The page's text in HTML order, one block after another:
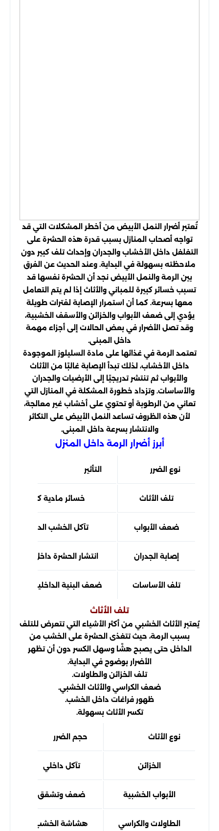
تُعتبر أضرار النمل الأبيض من أخطر المشكلات التي قد
تواجه أصحاب المنازل بسبب قدرة هذه الحشرة على
التغلغل داخل الأخشاب والجدران وإحداث تلف كبير دون
ملاحظته بسهولة في البداية. وعند الحديث عن الفرق
بين الرمة والنمل الأبيض نجد أن الحشرة نفسها قد
تسبب خسائر كبيرة للمباني والأثاث إذا لم يتم التعامل
معها بسرعة. كما أن استمرار الإصابة لفترات طويلة
يؤدي إلى ضعف الأبواب والخزائن والأسقف الخشبية،
وقد تصل الأضرار في بعض الحالات إلى أجزاء مهمة
داخل المبنى.
تعتمد الرمة في غذائها على مادة السليلوز الموجودة
داخل الأخشاب، لذلك تبدأ الإصابة غالبًا من الأثاث
والأبواب ثم تنتشر تدريجيًا إلى الأرضيات والجدران
والأساسات. وتزداد خطورة المشكلة في المنازل التي
تعاني من الرطوبة أو تحتوي على أخشاب غير معالجة،
لأن هذه الظروف تساعد النمل الأبيض على التكاثر
والانتشار بسرعة داخل المبنى.
أبرز أضرار الرمة داخل المنزل
نوع الضرر التأثير
تلف الأثاث خسائر مادية كبيرة
ضعف الأبواب تآكل الخشب الداخلي
إصابة الجدران انتشار الحشرة داخل المنزل
تلف الأساسات ضعف البنية الداخلية للمبنى
تلف الأثاث
يُعتبر الأثاث الخشبي من أكثر الأشياء التي تتعرض للتلف
بسبب الرمة، حيث تتغذى الحشرة على الخشب من
الداخل حتى يصبح هشًا وسهل الكسر دون أن تظهر
الأضرار بوضوح في البداية.
تلف الخزائن والطاولات.
ضعف الكراسي والأثاث الخشبي.
ظهور فراغات داخل الخشب.
تكسر الأثاث بسهولة.
نوع الأثاث حجم الضرر
الخزائن تآكل داخلي
الأبواب الخشبية ضعف وتشقق
الطاولات والكراسي هشاشة الخشب